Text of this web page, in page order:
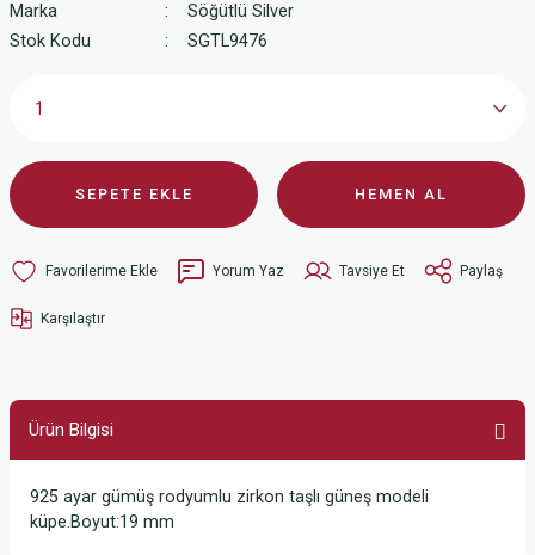
Marka
Söğütlü Silver
Stok Kodu
SGTL9476
SEPETE EKLE HEMEN AL
Yorum Yaz Tavsiye Et Paylaş
Karşılaştır
Ürün Bilgisi
925 ayar gümüş rodyumlu zirkon taşlı güneş modeli
küpe.Boyut:19 mm